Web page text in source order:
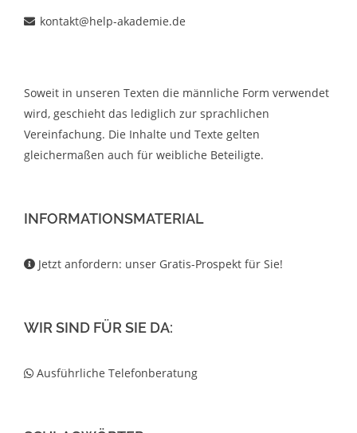
kontakt@help-akademie.de
Soweit in unseren Texten die männliche Form verwendet
wird, geschieht das lediglich zur sprachlichen
Vereinfachung. Die Inhalte und Texte gelten
gleichermaßen auch für weibliche Beteiligte.
INFORMATIONSMATERIAL
Jetzt anfordern: unser Gratis-Prospekt für Sie!
WIR SIND FÜR SIE DA:
Ausführliche Telefonberatung